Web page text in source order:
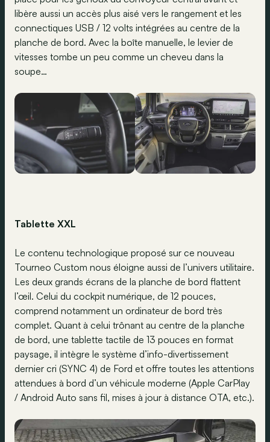
libère aussi un accès plus aisé vers le rangement et les
connectiques USB / 12 volts intégrées au centre de la
planche de bord. Avec la boîte manuelle, le levier de
vitesses tombe un peu comme un cheveu dans la
soupe…
Tablette XXL
Le contenu technologique proposé sur ce nouveau
Tourneo Custom nous éloigne aussi de l’univers utilitaire.
Les deux grands écrans de la planche de bord flattent
l’œil. Celui du cockpit numérique, de 12 pouces,
comprend notamment un ordinateur de bord très
complet. Quant à celui trônant au centre de la planche
de bord, une tablette tactile de 13 pouces en format
paysage, il intègre le système d’info-divertissement
dernier cri (SYNC 4) de Ford et offre toutes les attentions
attendues à bord d’un véhicule moderne (Apple CarPlay
/ Android Auto sans fil, mises à jour à distance OTA, etc.).